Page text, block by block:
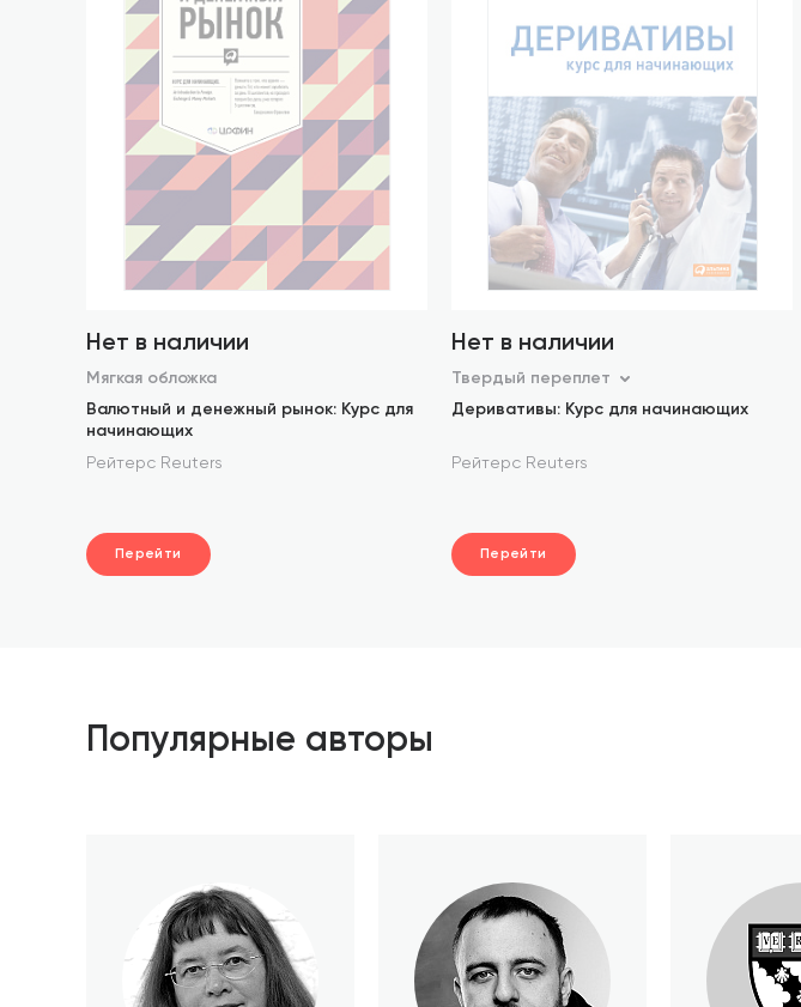
Нет в наличии
Мягкая обложка
Валютный и денежный рынок: Курс для
начинающих
Рейтерс Reuters
Перейти
Нет в наличии
Твердый переплет
Деривативы: Курс для начинающих
Рейтерс Reuters
Перейти
Популярные авторы